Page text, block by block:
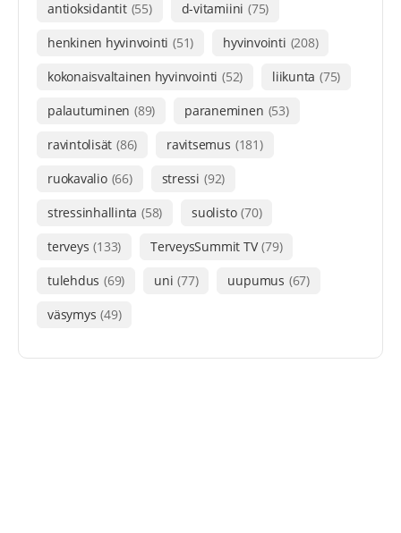
antioksidantit (55) d-vitamiini (75)
henkinen hyvinvointi (51) hyvinvointi (208)
kokonaisvaltainen hyvinvointi (52) liikunta (75)
palautuminen (89) paraneminen (53)
ravintolisät (86) ravitsemus (181)
ruokavalio (66) stressi (92)
stressinhallinta (58) suolisto (70)
terveys (133) TerveysSummit TV (79)
tulehdus (69) uni (77) uupumus (67)
väsymys (49)